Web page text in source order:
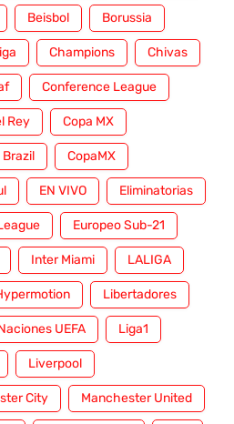
Beisbol Borussia
Champions Chivas
Conference League
Rey Copa MX
Brazil CopaMX
EN VIVO Eliminatorias
Europeo Sub-21
Inter Miami LALIGA
Libertadores
UEFA Liga1
Liverpool
City Manchester United